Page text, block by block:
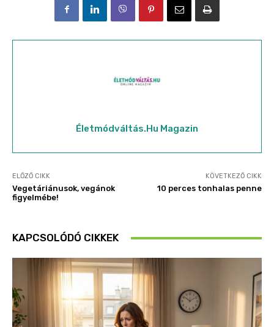
Életmódváltás.hu Magazin
ELŐZŐ CIKK
Vegetáriánusok, vegánok
figyelmébe!
KÖVETKEZŐ CIKK
10 perces tonhalas penne
KAPCSOLÓDÓ CIKKEK